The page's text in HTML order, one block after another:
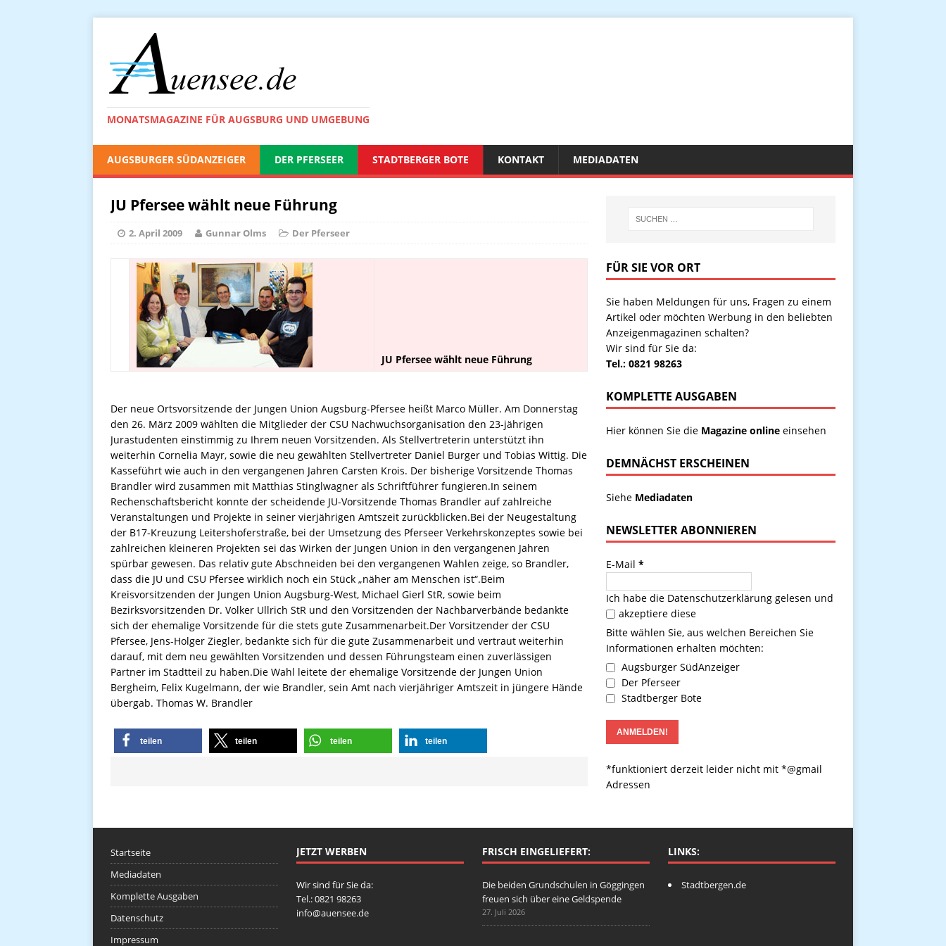
MONATSMAGAZINE FÜR AUGSBURG UND UMGEBUNG
AUGSBURGER SÜDANZEIGER DER PFERSEER STADTBERGER BOTE KONTAKT MEDIADATEN
JU Pfersee wählt neue Führung
2. April 2009 Gunnar Olms Der Pferseer
JU Pfersee wählt neue Führung
Der neue Ortsvorsitzende der Jungen Union Augsburg-Pfersee heißt Marco Müller. Am Donnerstag
den 26. März 2009 wählten die Mitglieder der CSU Nachwuchsorganisation den 23-jährigen
Jurastudenten einstimmig zu Ihrem neuen Vorsitzenden. Als Stellvertreterin unterstützt ihn
weiterhin Cornelia Mayr, sowie die neu gewählten Stellvertreter Daniel Burger und Tobias Wittig. Die
Kasseführt wie auch in den vergangenen Jahren Carsten Krois. Der bisherige Vorsitzende Thomas
Brandler wird zusammen mit Matthias Stinglwagner als Schriftführer fungieren.In seinem
Rechenschaftsbericht konnte der scheidende JU-Vorsitzende Thomas Brandler auf zahlreiche
Veranstaltungen und Projekte in seiner vierjährigen Amtszeit zurückblicken.Bei der Neugestaltung
der B17-Kreuzung Leitershoferstraße, bei der Umsetzung des Pferseer Verkehrskonzeptes sowie bei
zahlreichen kleineren Projekten sei das Wirken der Jungen Union in den vergangenen Jahren
spürbar gewesen. Das relativ gute Abschneiden bei den vergangenen Wahlen zeige, so Brandler,
dass die JU und CSU Pfersee wirklich noch ein Stück „näher am Menschen ist“.Beim
Kreisvorsitzenden der Jungen Union Augsburg-West, Michael Gierl StR, sowie beim
Bezirksvorsitzenden Dr. Volker Ullrich StR und den Vorsitzenden der Nachbarverbände bedankte
sich der ehemalige Vorsitzende für die stets gute Zusammenarbeit.Der Vorsitzender der CSU
Pfersee, Jens-Holger Ziegler, bedankte sich für die gute Zusammenarbeit und vertraut weiterhin
darauf, mit dem neu gewählten Vorsitzenden und dessen Führungsteam einen zuverlässigen
Partner im Stadtteil zu haben.Die Wahl leitete der ehemalige Vorsitzende der Jungen Union
Bergheim, Felix Kugelmann, der wie Brandler, sein Amt nach vierjähriger Amtszeit in jüngere Hände
übergab. Thomas W. Brandler
teilen teilen teilen teilen
FÜR SIE VOR ORT
Sie haben Meldungen für uns, Fragen zu einem
Artikel oder möchten Werbung in den beliebten
Anzeigenmagazinen schalten?
Wir sind für Sie da:
Tel.: 0821 98263
KOMPLETTE AUSGABEN
Hier können Sie die Magazine onlineeinsehen
DEMNÄCHST ERSCHEINEN
Siehe Mediadaten
NEWSLETTER ABONNIEREN
E-Mail *
Ich habe die Datenschutzerklärunggelesen und
akzeptiere diese
Bitte wählen Sie, aus welchen Bereichen Sie
Informationen erhalten möchten:
Augsburger SüdAnzeiger
Der Pferseer
Stadtberger Bote
*funktioniert derzeit leider nicht mit *@gmail
Adressen
Startseite
Mediadaten
Komplette Ausgaben
Datenschutz
Impressum
JETZT WERBEN
Wir sind für Sie da:
Tel.: 0821 98263
info@auensee.de
FRISCH EINGELIEFERT:
Die beiden Grundschulen in Göggingen
freuen sich über eine Geldspende
27. Juli 2026
LINKS:
Stadtbergen.de